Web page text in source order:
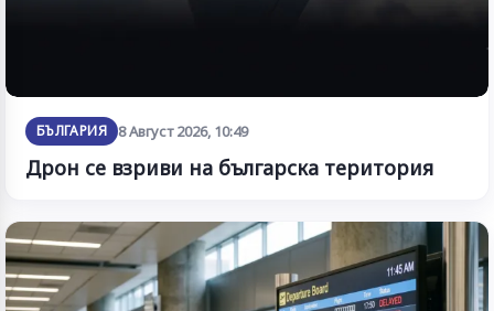
БЪЛГАРИЯ 8 Август 2026, 10:49
Дрон се взриви на българска територия